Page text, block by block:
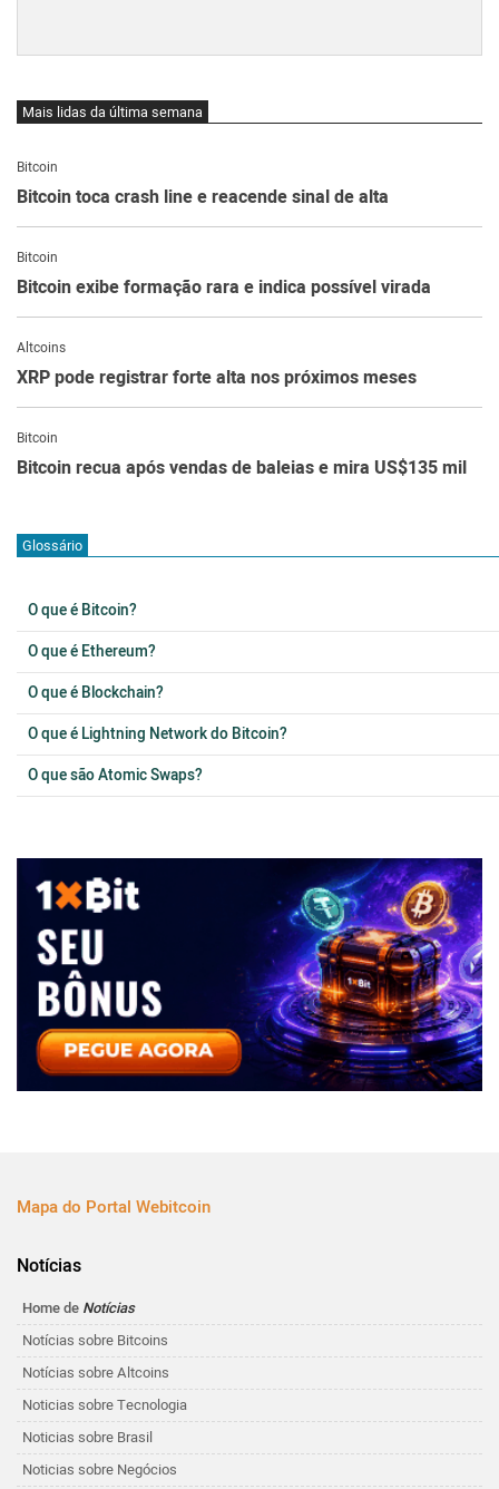
Mais lidas da última semana
Bitcoin
Bitcoin toca crash line e reacende sinal de alta
Bitcoin
Bitcoin exibe formação rara e indica possível virada
Altcoins
XRP pode registrar forte alta nos próximos meses
Bitcoin
Bitcoin recua após vendas de baleias e mira US$135 mil
Glossário
O que é Bitcoin?
O que é Ethereum?
O que é Blockchain?
O que é Lightning Network do Bitcoin?
O que são Atomic Swaps?
Mapa do Portal Webitcoin
Notícias
Home de Notícias
Notícias sobre Bitcoins
Notícias sobre Altcoins
Noticias sobre Tecnologia
Noticias sobre Brasil
Noticias sobre Negócios